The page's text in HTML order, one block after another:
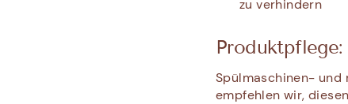
zu verhindern
Produktpflege:
Spülmaschinen- und
empfehlen wir,